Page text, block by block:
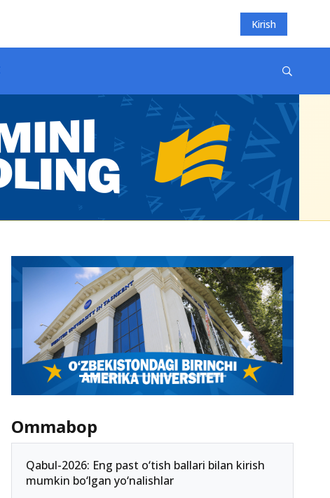
Kirish
Ommabop
Qabul-2026: Eng past o‘tish ballari bilan kirish
mumkin bo‘lgan yo‘nalishlar